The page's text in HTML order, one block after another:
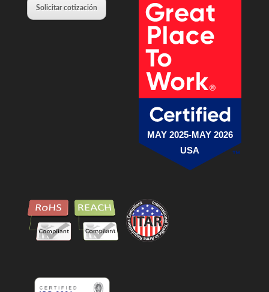
Solicitar cotización
MAY 2025-MAY 2026
USA